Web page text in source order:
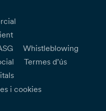
Whistleblowing
Termes d’ús
i cookies